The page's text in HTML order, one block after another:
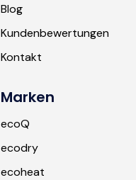
Blog
Kundenbewertungen
Kontakt
Marken
ecoQ
ecodry
ecoheat